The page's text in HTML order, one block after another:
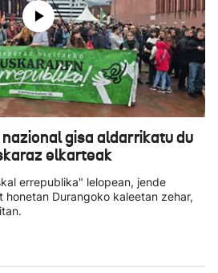
gisa aldarrikatu du
elkarteak
errepublika" lelopean, jende
Durangoko kaleetan zehar,